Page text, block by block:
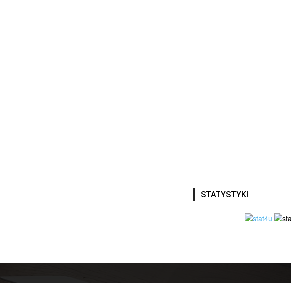
STATYSTYKI